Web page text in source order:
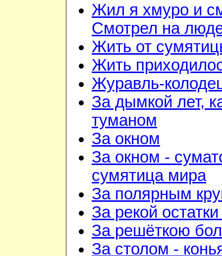
Жил я хмуро и
Смотрел на
Жить от
Жить
Журавль-
За дымкой лет,
туманом
За окном
За окном -
сумятица мира
За полярным
За рекой
За решёткою
За столом -